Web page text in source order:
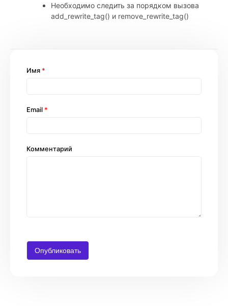
Необходимо следить за порядком вызова
add_rewrite_tag() и remove_rewrite_tag()
Комментарий
Имя *
Email *